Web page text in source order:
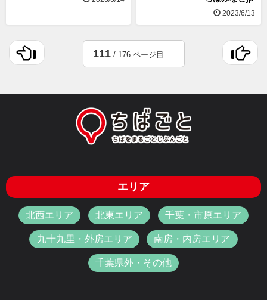
2023/6/13
111/ 176 ページ目
エリア
北西エリア 北東エリア 千葉・市原エリア
九十九里・外房エリア 南房・内房エリア
千葉県外・その他